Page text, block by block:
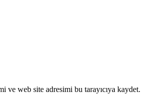
ve web site adresimi bu tarayıcıya kaydet.